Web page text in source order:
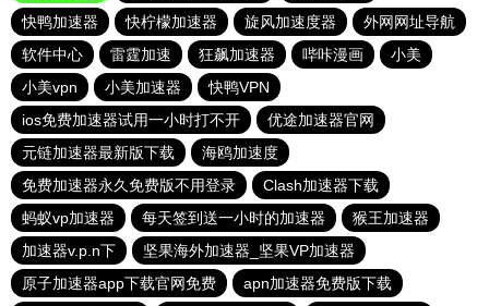
快鸭加速器
快柠檬加速器 旋风加速度器
外网网址导航
软件中心
雷霆加速 狂飙加速器 哔咔漫画
小美
小美vpn
小美加速器
快鸭VPN
ios免费加速器试用一小时打不开
优途加速器官网
元链加速器最新版下载
海鸥加速度
免费加速器永久免费版不用登录
Clash加速器下载
蚂蚁vp加速器
每天签到送一小时的加速器
猴王加速器
加速器v.p.n下
坚果海外加速器_坚果VP加速器
原子加速器app下载官网免费
apn加速器免费版下载